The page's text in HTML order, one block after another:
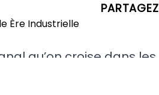
PARTAGEZ
qu’on croise dans les